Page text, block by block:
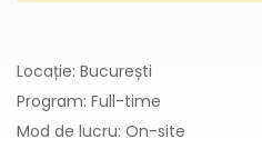
Locație: București
Program: Full-time
Mod de lucru: On-site